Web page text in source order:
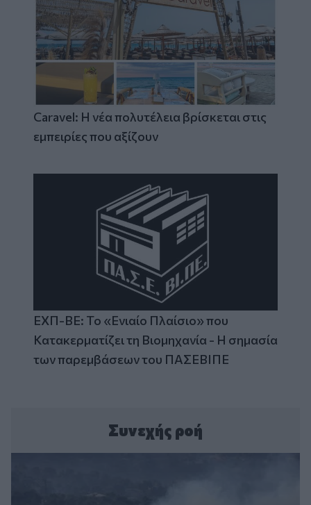
Caravel: Η νέα πολυτέλεια βρίσκεται στις
εμπειρίες που αξίζουν
ΕΧΠ-ΒΕ: Το «Ενιαίο Πλαίσιο» που
Κατακερματίζει τη Βιομηχανία - Η σημασία
των παρεμβάσεων του ΠΑΣΕΒΙΠΕ
Συνεχής ροή